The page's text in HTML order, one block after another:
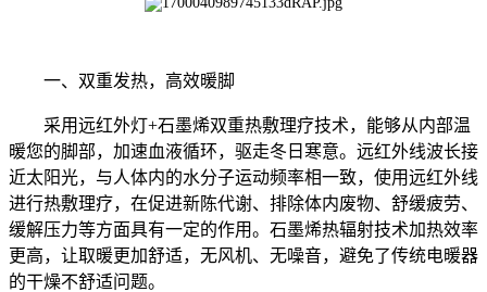
一、 双重发热，高效暖脚
采用远红外灯+石墨烯双重热敷理疗技术，能够从内部温
暖您的脚部，加速血液循环， 驱走冬日寒意。远红外线波长接
近太阳光，与人体内的水分子运动频率相一致，使用远红外线
进行热敷理疗，在促进新陈代谢、排除体内废物、舒缓疲劳、
缓解压力等方面具有一定的作用。石墨烯热辐射技术加热效率
更高， 让取暖更加舒适，无风机、无噪音，避免了传统电暖器
的干燥不舒适问题。